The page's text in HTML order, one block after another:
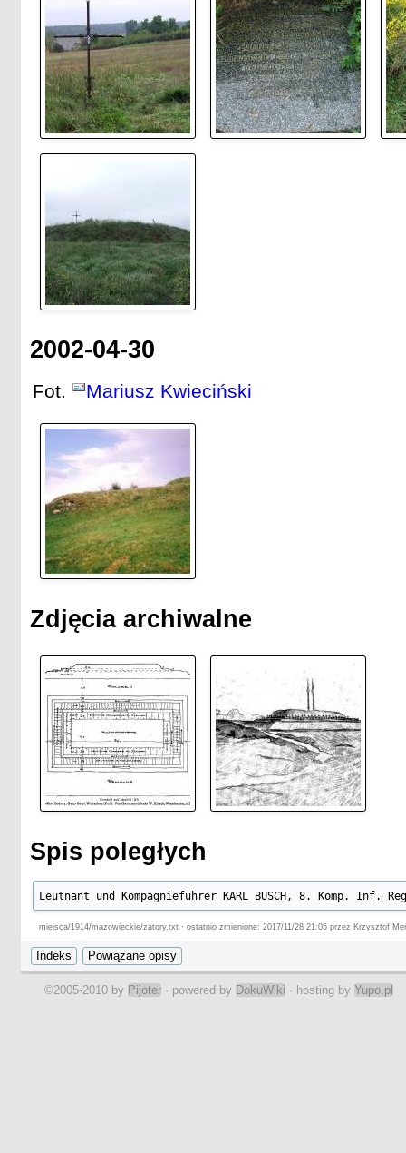
2002-04-30
Fot. Mariusz Kwieciński
Zdjęcia archiwalne
Spis poległych
Leutnant und Kompagnieführer KARL BUSCH, 8. Komp.
miejsca/1914/mazowieckie/zatory.txt · ostatnio zmienione: 2017/11/28 21:05 przez Krzysztof
©2005-2010 by Pijoter · powered by DokuWiki · hosting by Yupo.pl